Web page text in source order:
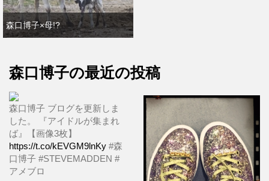
森口博子×母!?
森口博子の最近の投稿
森口博子 ブログを更新しま
した。 『アイドルが集まれ
ば』【画像3枚】
https://t.co/kEVGM9lnKy #森
口博子 #STEVEMADDEN #
アメブロ